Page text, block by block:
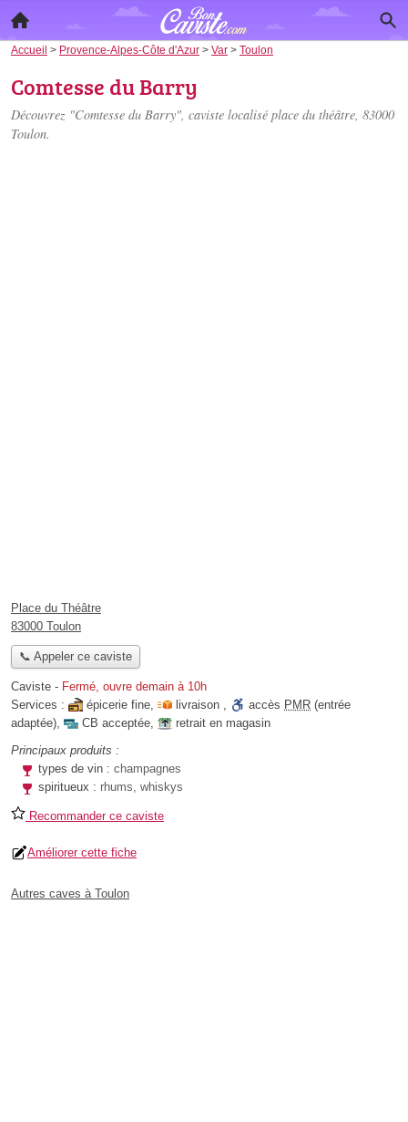
Accueil > Provence-Alpes-Côte d'Azur > Var > Toulon
Comtesse du Barry
Découvrez "Comtesse du Barry", caviste localisé place du théâtre, 83000
Toulon.
Place du Théâtre
83000 Toulon
📞 Appeler ce caviste
Caviste - Fermé, ouvre demain à 10h
Services :
épicerie fine, livraison , accès PMR (entrée
adaptée), CB acceptée,
retrait en magasin
Principaux produits :
types de vin : champagnes
spiritueux : rhums, whiskys
Recommander ce caviste
Améliorer cette fiche
Autres caves à Toulon